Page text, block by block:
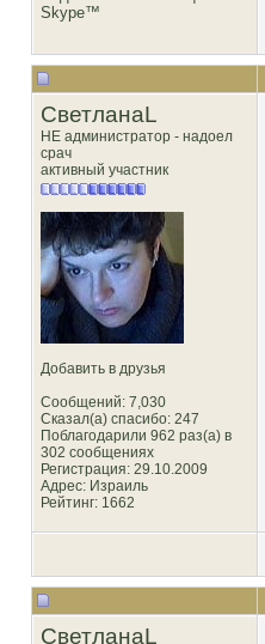
СветланаL
НЕ администратор - надоел
срач
активный участник
Добавить в друзья
Сообщений: 7,030
Сказал(а) спасибо: 247
Поблагодарили 962 раз(а) в
302 сообщениях
Регистрация: 29.10.2009
Адрес: Израиль
Рейтинг: 1662
СветланаL